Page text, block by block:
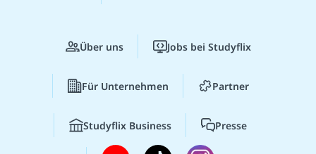
Über uns Jobs bei Studyflix
Für Unternehmen Partner
Studyflix Business Presse